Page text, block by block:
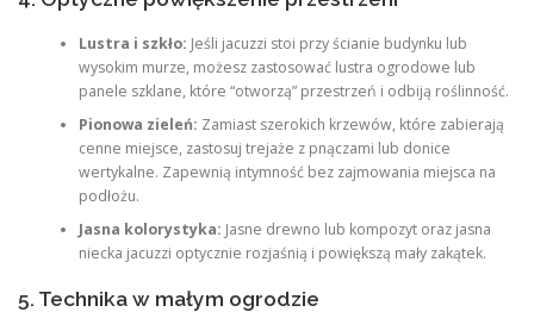
Lustra i szkło: Jeśli jacuzzi stoi przy ścianie budynku lub
wysokim murze, możesz zastosować lustra ogrodowe lub
panele szklane, które “otworzą” przestrzeń i odbiją roślinność.
Pionowa zieleń: Zamiast szerokich krzewów, które zabierają
cenne miejsce, zastosuj trejaże z pnączami lub donice
wertykalne. Zapewnią intymność bez zajmowania miejsca na
podłożu.
Jasna kolorystyka: Jasne drewno lub kompozyt oraz jasna
niecka jacuzzi optycznie rozjaśnią i powiększą mały zakątek.
5. Technika w małym ogrodzie